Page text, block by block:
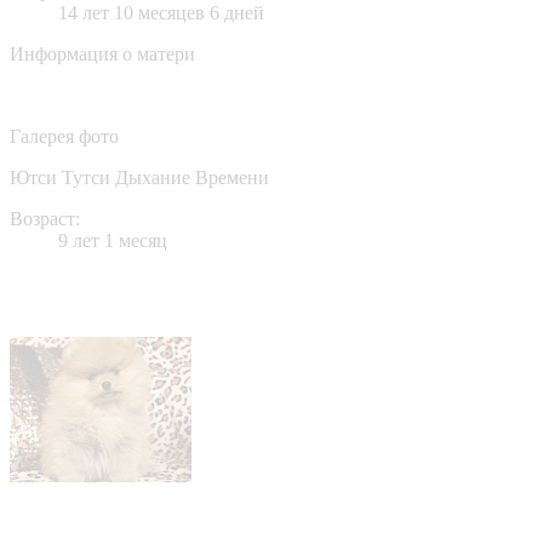
14 лет 10 месяцев 6 дней
Информация о матери
Галерея фото
Ютси Тутси Дыхание Времени
Возраст:
9 лет 1 месяц